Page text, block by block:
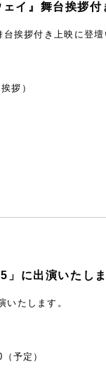
イ』舞台挨拶
挨拶付き上映に登壇
拶）
」に出演いたしま
いたします。
予定）